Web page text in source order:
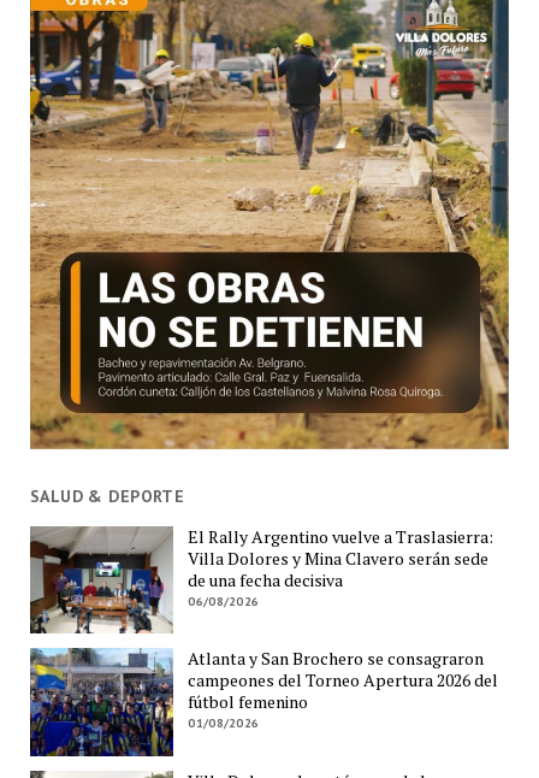
SALUD & DEPORTE
El Rally Argentino vuelve a Traslasierra:
Villa Dolores y Mina Clavero serán sede
de una fecha decisiva
06/08/2026
Atlanta y San Brochero se consagraron
campeones del Torneo Apertura 2026 del
fútbol femenino
01/08/2026